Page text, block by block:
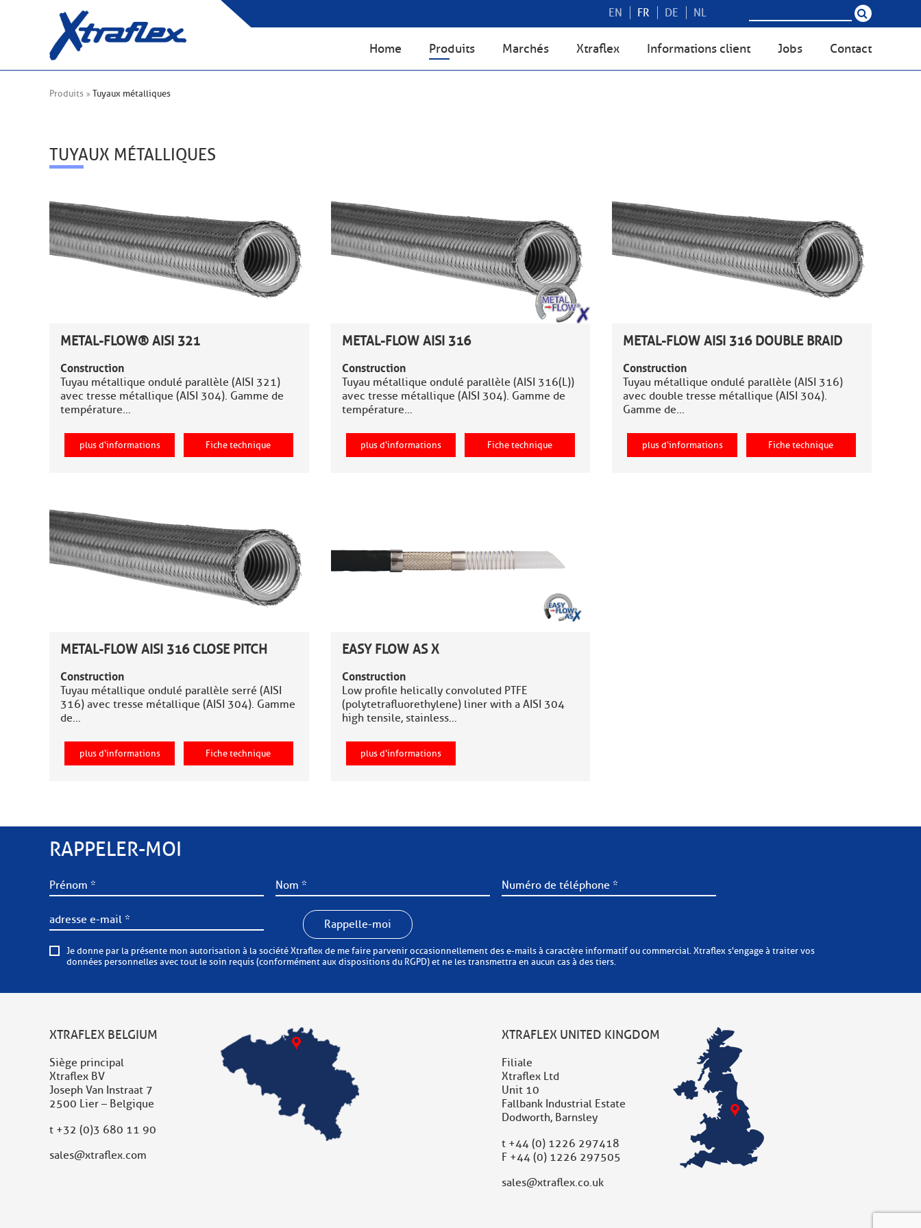
EN FR DE NL
Home Produits Marchés Xtraflex Informations client Jobs Contact
Produits Tuyaux métalliques
TUYAUX MÉTALLIQUES
METAL-FLOW® AISI 321
Construction
Tuyau métallique ondulé parallèle (AISI 321)
avec tresse métallique (AISI 304). Gamme de
température…
plus d‘informations Fiche technique
METAL-FLOW AISI 316
Construction
Tuyau métallique ondulé parallèle (AISI 316(L))
avec tresse métallique (AISI 304). Gamme de
température…
plus d‘informations Fiche technique
METAL-FLOW AISI 316 DOUBLE BRAID
Construction
Tuyau métallique ondulé parallèle (AISI 316)
avec double tresse métallique (AISI 304).
Gamme de…
plus d‘informations Fiche technique
METAL-FLOW AISI 316 CLOSE PITCH
Construction
Tuyau métallique ondulé parallèle serré (AISI
316) avec tresse métallique (AISI 304). Gamme
de…
plus d‘informations Fiche technique
EASY FLOW AS X
Construction
Low profile helically convoluted PTFE
(polytetrafluorethylene) liner with a AISI 304
high tensile, stainless…
plus d‘informations
RAPPELER-MOI
Rappelle-moi
Je donne par la présente mon autorisation à la société Xtraflex de me faire parvenir occasionnellement des e-mails à caractère informatif ou commercial. Xtraflex s'engage à traiter vos
données personnelles avec tout le soin requis (conformément aux dispositions du RGPD) et ne les transmettra en aucun cas à des tiers.
XTRAFLEX BELGIUM
Siège principal
Xtraflex BV
Joseph Van Instraat 7
2500 Lier – Belgique
t +32 (0)3 680 11 90
sales@xtraflex.com
XTRAFLEX UNITED KINGDOM
Filiale
Xtraflex Ltd
Unit 10
Fallbank Industrial Estate
Dodworth, Barnsley
t +44 (0) 1226 297418
F +44 (0) 1226 297505
sales@xtraflex.co.uk